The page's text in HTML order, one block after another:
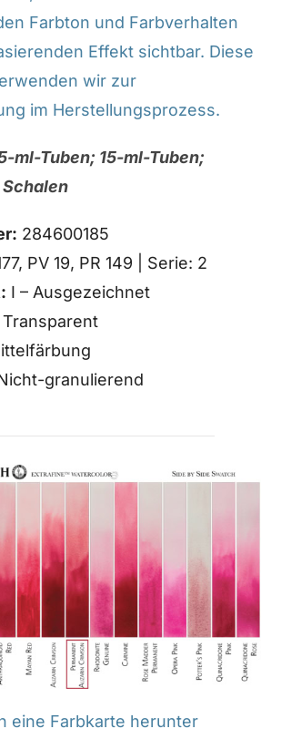
Farbton und Farbverhalten
Effekt sichtbar. Diese
wir zur
im Herstellungsprozess.
ml-Tuben; 15-ml-Tuben;
284600185
PV 19, PR 149 | Serie: 2
I – Ausgezeichnet
Transparent
granulierend
eine Farbkarte herunter